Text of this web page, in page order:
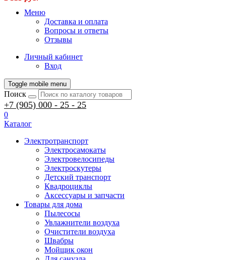
Меню
Доставка и оплата
Вопросы и ответы
Отзывы
Личный кабинет
Вход
Toggle mobile menu
Поиск
+7 (905) 000 - 25 - 25
0
Каталог
Электротранспорт
Электросамокаты
Электровелосипеды
Электроскутеры
Детский транспорт
Квадроциклы
Аксессуары и запчасти
Товары для дома
Пылесосы
Увлажнители воздуха
Очистители воздуха
Швабры
Мойщик окон